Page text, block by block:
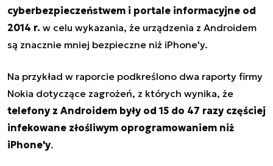
cyberbezpieczeństwem i portale informacyjne od
2014 r. w celu wykazania, że urządzenia z Androidem
są znacznie mniej bezpieczne niż iPhone'y.
Na przykład w raporcie podkreślono dwa raporty firmy
Nokia dotyczące zagrożeń, z których wynika, że
telefony z Androidem były od 15 do 47 razy częściej
infekowane złośliwym oprogramowaniem niż
iPhone'y.